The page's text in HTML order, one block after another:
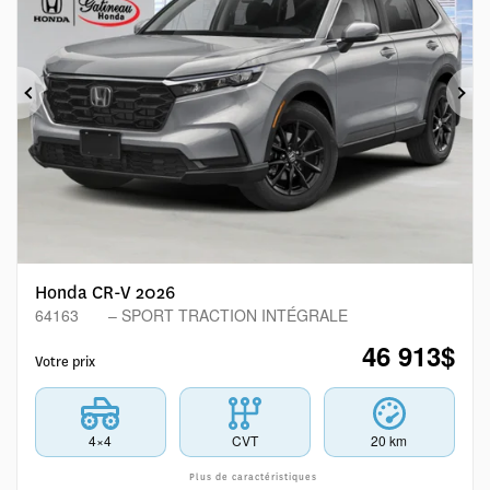
Précédent
Honda CR-V 2026
64163 – SPORT TRACTION INTÉGRALE
Votre prix 46 913$
4×4 CVT 20 km
Plus de caractéristiques